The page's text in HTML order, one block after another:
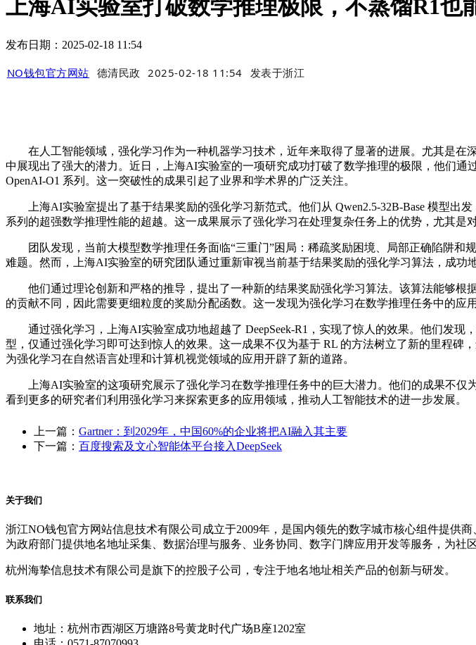
上海AI实验室打破数学推理极限，不蒸馏R1也
发布日期：2025-02-18 11:54
NO钱包官方网站 德清民政 2025-02-18 11:54 发表于浙江
在人工智能领域，强化学习作为一种机器学习技术，近年来取得了显著的进展。尤其是在
中展现出了强大的潜力。近日，上海AI实验室的一项研究成功打破了数学推理的极限，他们通
OpenAI-O1 系列。这一突破性的成果引起了业界和学术界的广泛关注。
上海AI实验室提出了基于结果奖励的强化学习新范式。他们从 Qwen2.5-32B-Base 模型出发
系列的超强数学推理性能的超越。这一成果展示了强化学习在处理复杂任务上的优势，尤其是
团队发现，当前大模型数学推理任务面临“三重门”困局：稀疏奖励困境、局部正确陷阱和
难题。然而，上海AI实验室的研究团队通过重新审视当前基于结果奖励的强化学习算法，成功
他们通过理论创新和严格的推导，提出了一种新的结果奖励强化学习算法。该算法能够根
的贡献不同，因此需要更细粒度的奖励分配函数。这一发现为强化学习在数学推理任务中的应
通过强化学习，上海AI实验室成功地超越了 DeepSeek-R1，实现了惊人的效果。他们发现
型，仅通过强化学习即可达到惊人的效果。这一成果不仅为基于 RL 的方法树立了新的里程碑
为强化学习在自然语言处理和计算机视觉领域的应用开辟了新的道路。
上海AI实验室的这项研究展示了强化学习在数学推理任务中的巨大潜力。他们的成果不仅
看到更多的研究者们利用强化学习来探索更多的应用领域，推动人工智能技术的进一步发展。
上一篇： Gartner：到2029年，中国60%的企业将把AI融入其主要
下一篇： 百度搜索及文心智能体平台接入DeepSeek
关于我们
浙江NO钱包官方网站信息技术有限公司成立于2009年，是国内领先的数字城市核心组件提供
为政府部门提供地名地址采集、数据治理与服务、业务协同、数字门牌应用开发等服务，为社
杭州海挚信息技术有限公司是旗下的控股子公司，专注于地名地址相关产品的创新与研发。
联系我们
地址：杭州市西湖区万塘路8号黄龙时代广场B座1202室